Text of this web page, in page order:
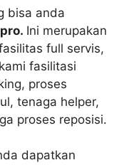
bisa anda
Ini merupakan
full servis,
fasilitasi
proses
tenaga helper,
proses reposisi.
dapatkan